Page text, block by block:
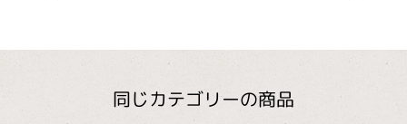
同じカテゴリーの商品